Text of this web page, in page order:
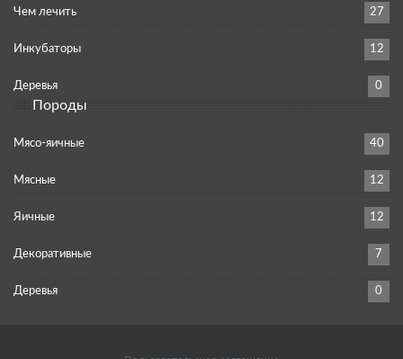
Чем лечить 27
Инкубаторы 12
Деревья 0
Породы
Мясо-яичные 40
Мясные 12
Яичные 12
Декоративные 7
Деревья 0